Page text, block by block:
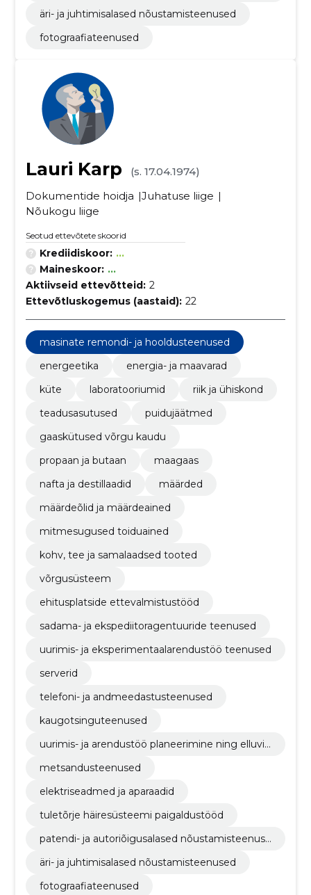
äri- ja juhtimisalased nõustamisteenused
fotograafiateenused
Lauri Karp
(s. 17.04.1974)
Dokumentide hoidja
Juhatuse liige
Nõukogu liige
Seotud ettevõtete skoorid
Krediidiskoor: ...
Maineskoor: ...
Aktiivseid ettevõtteid: 2
Ettevõtluskogemus (aastaid): 22
masinate remondi- ja hooldusteenused
energeetika
energia- ja maavarad
küte
laboratooriumid
riik ja ühiskond
teadusasutused
puidujäätmed
gaaskütused võrgu kaudu
propaan ja butaan
maagaas
nafta ja destillaadid
määrded
määrdeõlid ja määrdeained
mitmesugused toiduained
kohv, tee ja samalaadsed tooted
võrgusüsteem
ehitusplatside ettevalmistustööd
sadama- ja ekspediitoragentuuride teenused
uurimis- ja eksperimentaalarendustöö teenused
serverid
telefoni- ja andmeedastusteenused
kaugotsinguteenused
uurimis- ja arendustöö planeerimine ning elluvii
metsandusteenused
elektriseadmed ja aparaadid
tuletõrje häiresüsteemi paigaldustööd
patendi- ja autoriõigusalased nõustamisteenuse
äri- ja juhtimisalased nõustamisteenused
fotograafiateenused